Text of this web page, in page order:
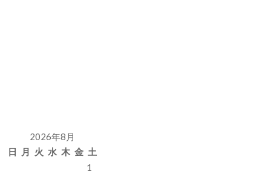
2026年8月
日
月 火 水 木 金 土
1